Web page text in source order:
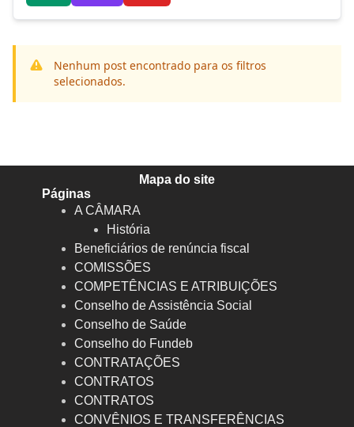
Nenhum post encontrado para os filtros
selecionados.
Mapa do site
Páginas
A CÂMARA
História
Beneficiários de renúncia fiscal
COMISSÕES
COMPETÊNCIAS E ATRIBUIÇÕES
Conselho de Assistência Social
Conselho de Saúde
Conselho do Fundeb
CONTRATAÇÕES
CONTRATOS
CONTRATOS
CONVÊNIOS E TRANSFERÊNCIAS